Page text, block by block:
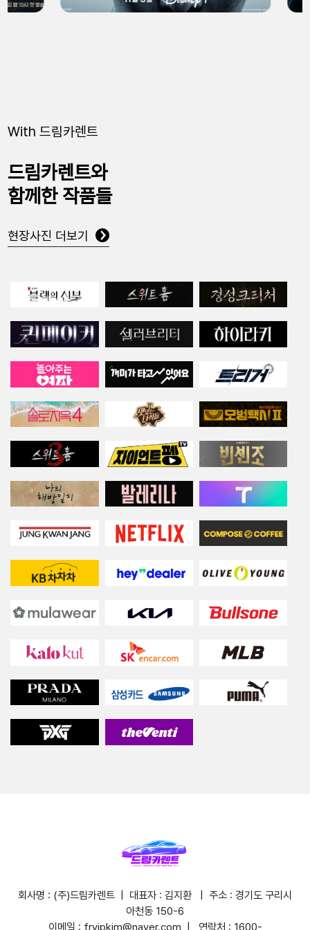
With 드림카렌트
드림카렌트와
함께한 작품들
현장사진 더보기
회사명 : (주)드림카렌트 | 대표자 : 김지환 | 주소 : 경기도 구리시
아천동 150-6
이메일 : frvipkim@naver.com | 연락처 : 1600-